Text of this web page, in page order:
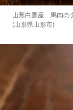
山形白鷹産 馬肉の
(山形県山形市)